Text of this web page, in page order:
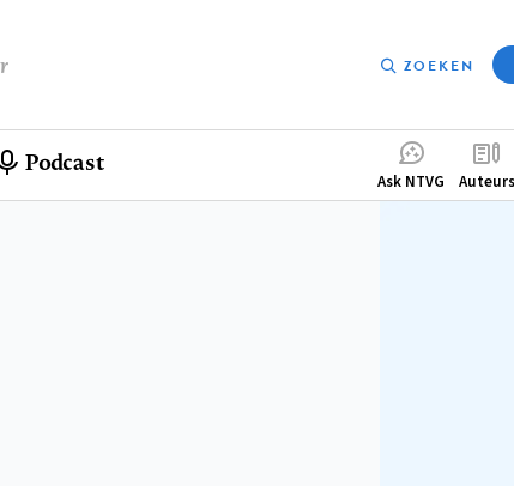
ZOEKEN
Podcast
Ask NTVG Auteurs